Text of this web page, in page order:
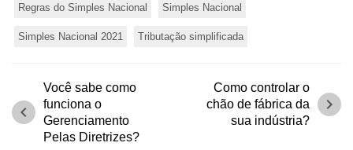
Regras do Simples Nacional Simples Nacional
Simples Nacional 2021 Tributação simplificada
Você sabe como
funciona o
Gerenciamento
Pelas Diretrizes?
chevron_left
Como controlar o
chão de fábrica da
sua indústria?
chevron_right